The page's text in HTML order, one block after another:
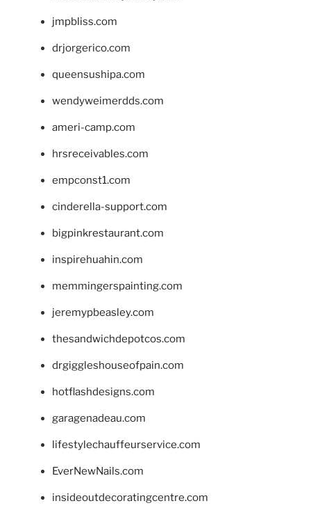
jmpbliss.com
drjorgerico.com
queensushipa.com
wendyweimerdds.com
ameri-camp.com
hrsreceivables.com
empconst1.com
cinderella-support.com
bigpinkrestaurant.com
inspirehuahin.com
memmingerspainting.com
jeremypbeasley.com
thesandwichdepotcos.com
drgiggleshouseofpain.com
hotflashdesigns.com
garagenadeau.com
lifestylechauffeurservice.com
EverNewNails.com
insideoutdecoratingcentre.com